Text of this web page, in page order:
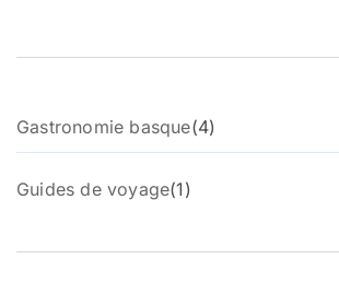
Gastronomie basque 44
p
Guides de voyage 1 1
o